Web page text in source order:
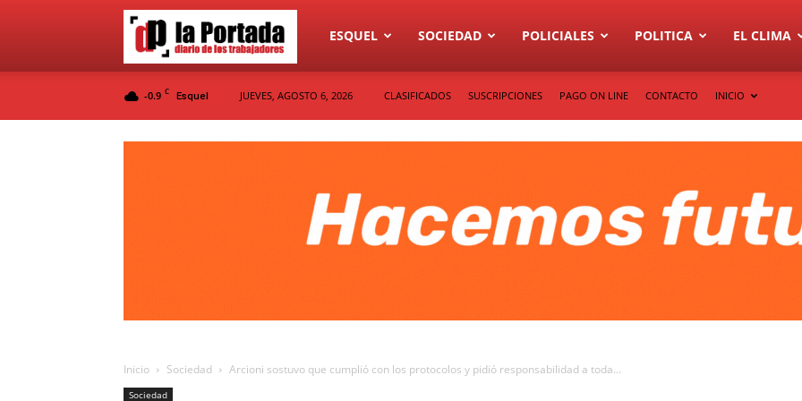
Diario
La
ESQUEL SOCIEDAD POLICIALES POLITICA EL CLIMA
-0.9 C Esquel JUEVES, AGOSTO 6, 2026 CLASIFICADOS SUSCRIPCIONES PAGO ON LINE CONTACTO INICIO
Inicio Sociedad Arcioni sostuvo que cumplió con los protocolos y pidió responsabilidad a toda...
Sociedad